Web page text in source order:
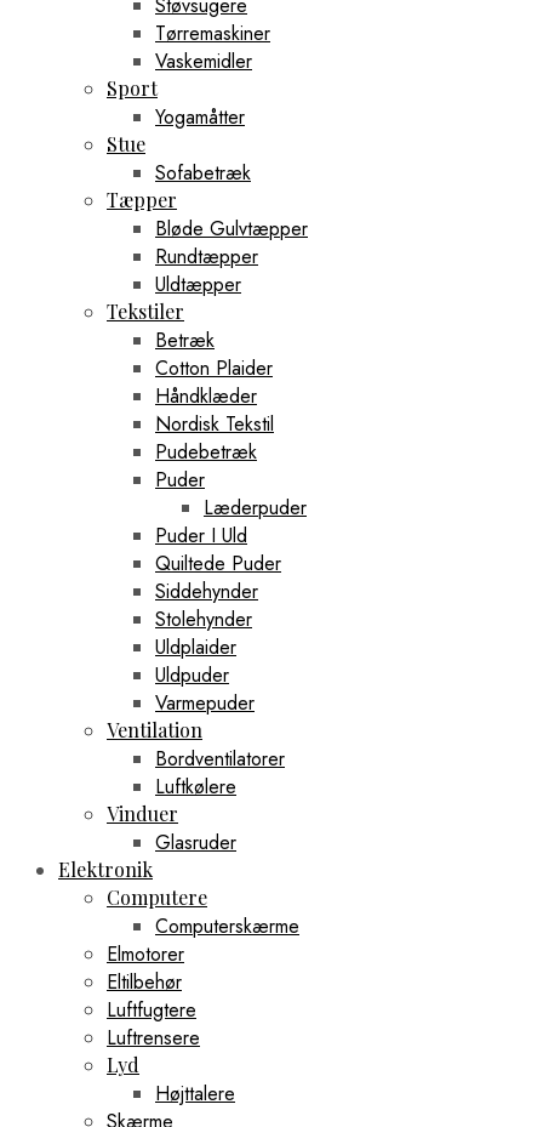
Tørremaskiner
Vaskemidler
Sport
Yogamåtter
Stue
Sofabetræk
Tæpper
Bløde Gulvtæpper
Rundtæpper
Uldtæpper
Tekstiler
Betræk
Cotton Plaider
Håndklæder
Nordisk Tekstil
Pudebetræk
Puder
Læderpuder
Puder I Uld
Quiltede Puder
Siddehynder
Stolehynder
Uldplaider
Uldpuder
Varmepuder
Ventilation
Bordventilatorer
Luftkølere
Vinduer
Glasruder
Elektronik
Computere
Computerskærme
Elmotorer
Eltilbehør
Luftfugtere
Luftrensere
Lyd
Højttalere
Skærme